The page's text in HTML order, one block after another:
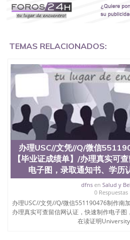
如何办理本科/硕士毕业证
吗551190476哪里可以买国外文
可以制作美国毕业证551190476
551190476哪里可以办理加拿大
请学校办理假的毕业证成绩单可
可以办理水印成绩单551190476
GPA分数551190476假毕业证
假文凭网上能查到吗
QQ微信551190476办假大学毕
国外毕业证去哪认证QQ微信
QQ微信551190476国外毕业证
551190476快速代办国外毕业证
速拿到国外文凭QQ微信
QQ微信551190476国外文凭回
551190476泰国文凭办理QQ微
回国证明QQ微信551190476 国
551190476外国文凭在中国有用
德国留学回国证明QQ微信
证明QQ微信551190476国外硕
551190476 网上买文凭可靠吗
外文凭质量QQ微信551190476
TEMAS RELACIONADOS:
办理USC//文凭//Q/微信
【毕业证成绩单】/办理真实可
电子图，录取通知书、学历
dfnsen Salud y
0 Respuestas
办理USC//文凭//Q/微信551190476制作南
办理真实可查留信网认证，快速制作电子图
在读证明